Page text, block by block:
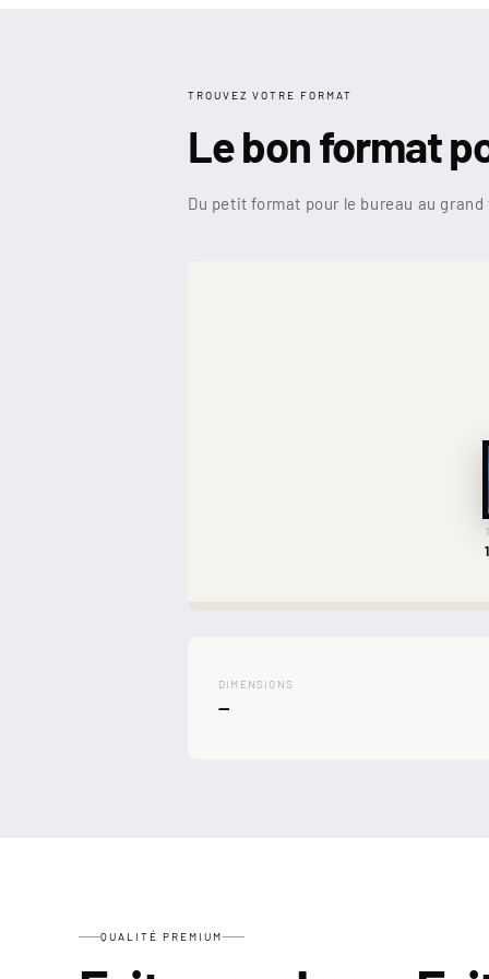
TROUVEZ VOTRE FORMAT
Le bon format
Du petit format pour le bureau au
DIMENSIONS
—
QUALITÉ PREMIUM